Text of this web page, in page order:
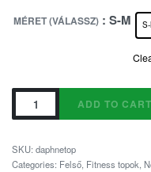
MÉRET (VÁLASSZ) : S-M
ADD TO CART
SKU: daphnetop
Categories: Felső Fitness topok